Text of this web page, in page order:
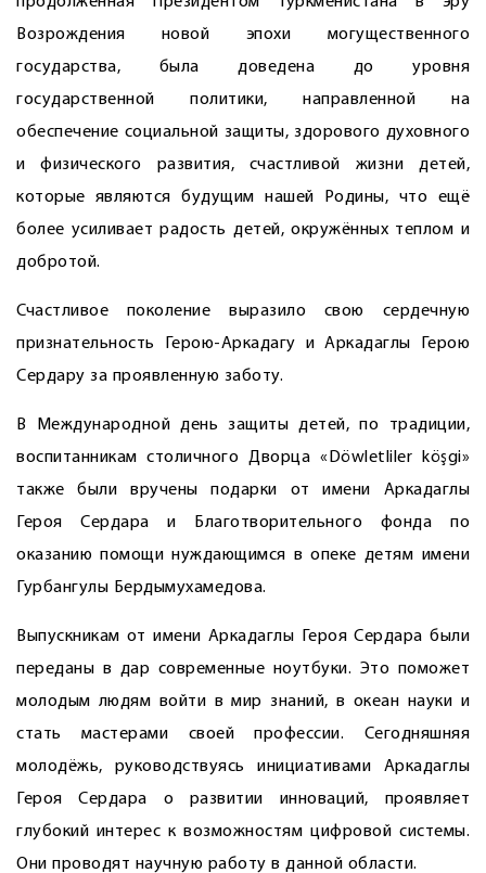
Возрождения новой эпохи могущественного
государства, была доведена до уровня
государственной политики, направленной на
обеспечение социальной защиты, здорового духовного
и физического развития, счастливой жизни детей,
которые являются будущим нашей Родины, что ещё
более усиливает радость детей, окружённых теплом и
добротой.
Счастливое поколение выразило свою сердечную
признательность Герою-­Аркадагу и ­Аркадаглы Герою
Сердару за проявленную заботу.
В Международной день защиты детей, по традиции,
воспитанникам столичного Дворца «Döwletliler köşgi»
также были вручены подарки от имени Аркадаглы
Героя Сердара и Благотворительного фонда по
оказанию помощи нуждающимся в опеке детям имени
Гурбангулы Бердымухамедова.
Выпускникам от имени Аркадаглы Героя Сердара были
переданы в дар современные ноутбуки. Это поможет
молодым людям войти в мир знаний, в океан науки и
стать мастерами своей профессии. Сегодняшняя
молодёжь, руководствуясь инициативами Аркадаглы
Героя Сердара о развитии инноваций, проявляет
глубокий интерес к возможностям цифровой системы.
Они проводят научную работу в данной области.